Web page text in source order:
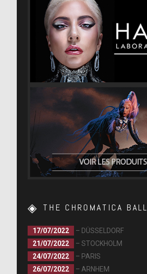
THE CHROMATICA BALL
17/07/2022
– DÜSSELDORF
21/07/2022
– STOCKHOLM
24/07/2022
– PARIS
26/07/2022
– ARNHEM